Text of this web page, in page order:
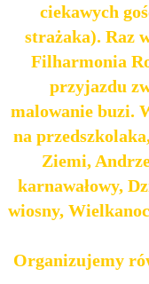
ciekawych
strażaka). Raz
Filharmonia
przyjazdu
malowanie buzi.
na
Ziemi,
karnawałowy,
wiosny,
Organizujemy